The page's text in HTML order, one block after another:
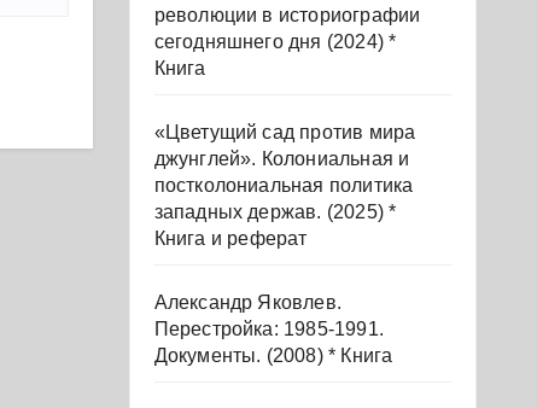
революции в историографии
сегодняшнего дня (2024) *
Книга
«Цветущий сад против мира
джунглей». Колониальная и
постколониальная политика
западных держав. (2025) *
Книга и реферат
Александр Яковлев.
Перестройка: 1985-1991.
Документы. (2008) * Книга